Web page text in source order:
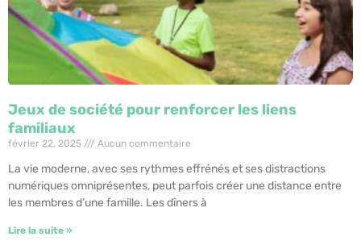
Jeux de société pour renforcer les liens
familiaux
février 22, 2025 Aucun commentaire
La vie moderne, avec ses rythmes effrénés et ses distractions
numériques omniprésentes, peut parfois créer une distance entre
les membres d’une famille. Les dîners à
Lire la suite »